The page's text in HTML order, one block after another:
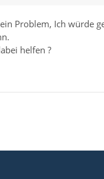
Problem, Ich würde
helfen ?